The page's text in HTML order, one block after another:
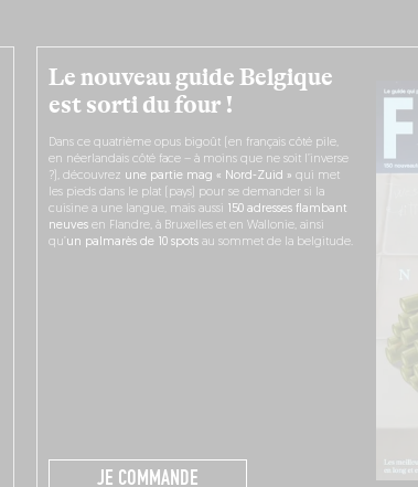
Le nouveau guide Belgique
est sorti du four !
Dans ce quatrième opus bigoût (en français côté pile,
en néerlandais côté face – à moins que ne soit l’inverse
?), découvrez une partie mag « Nord-Zuid » qui met
les pieds dans le plat (pays) pour se demander si la
cuisine a une langue, mais aussi
150 adresses flambant
neuvesen Flandre, à Bruxelles et en Wallonie, ainsi
qu’ un palmarès de 10 spotsau sommet de la belgitude.
JE COMMANDE